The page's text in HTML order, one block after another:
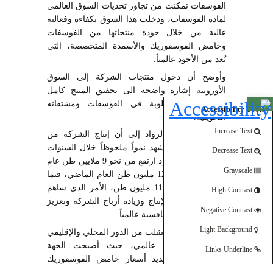
Open toolbar
Accessibility Tools
Increase Text
Decrease Text
Grayscale
High Contrast
Negative Contrast
Light Background
Links Underline
الفوسفات تمكنت من تجاوز تحديات السوق العالمي
لمادة الفوسفات، ودخلت هذا السوق بكفاءة وفعالية
عالية من خلال جودة منتجاتها من الفوسفات
وحامض الفوسفوريك والأسمدة المتخصصة، التي
تُعد من الأجود عالمياً.
وأوضح أن دخول منتجات الشركة إلى السوق
الأوروبية إشارة واضحة الى تحقيق المنتج كامل
المواصفات المطلوبة في الفوسفات ومشتقاته
التحويلية.
وأشار المهندس الرواد إلى أن إنتاج الشركة من
الفوسفات الخام شهد نمواً ملحوظاً خلال السنوات
الخمس الماضية، إذ ارتفع من نحو 9 ملايين طن عام
2019 إلى حوالي12 مليون طن العام الماضي، فيما
تجاوزت المبيعات 11 مليون طن، الأمر الذي ساهم
في خفض كلف الإنتاج وزيادة أرباح الشركة وتعزيز
قدرتها ومكانتها التنافسية عالمياً.
وبين أن الشركة انتقلت من الدور المحلي والإقليمي
إلى موقع ريادي عالمي، حيث أصبحت الجهة
المرجعية في تحديد أسعار حامض الفوسفوريك